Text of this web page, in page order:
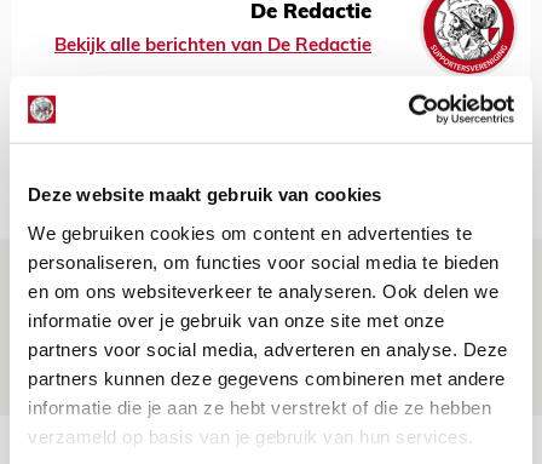
Deze website maakt gebruik van cookies
We gebruiken cookies om content en advertenties te
personaliseren, om functies voor social media te bieden
en om ons websiteverkeer te analyseren. Ook delen we
informatie over je gebruik van onze site met onze
partners voor social media, adverteren en analyse. Deze
partners kunnen deze gegevens combineren met andere
informatie die je aan ze hebt verstrekt of die ze hebben
verzameld op basis van je gebruik van hun services.
De Redactie
Bekijk alle berichten van De Redactie
Volop enthousiasme in fotoverslag van
Europees treffen met Shelbourne
07 AUGUSTUS 2026 - 09:00
FOTOVERSLAG
Míchel niet blij met resultaat en spel